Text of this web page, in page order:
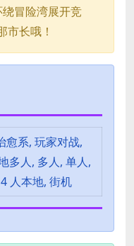
冒险湾展开竞
市长哦！
愈系, 玩家对战,
多人, 多人, 单人,
人本地, 街机